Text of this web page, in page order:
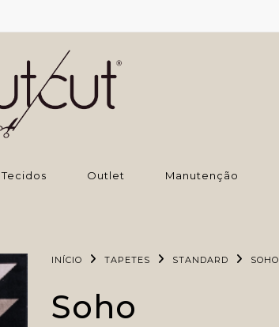
Tecidos Outlet Manutenção
INÍCIO TAPETES STANDARD SOHO
Soho